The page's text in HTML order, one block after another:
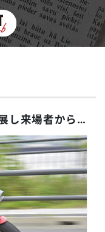
モーターサイクルショーに出展し来場者から熱視線。SNSを中心に話題となった注目ブランド6選！＜後編＞